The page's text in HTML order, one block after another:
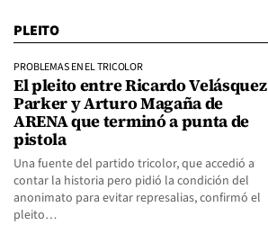
PLEITO
PROBLEMAS EN EL TRICOLOR
El pleito entre Ricardo Velásquez
Parker y Arturo Magaña de
ARENA que terminó a punta de
pistola
Una fuente del partido tricolor, que accedió a
contar la historia pero pidió la condición del
anonimato para evitar represalias, confirmó el
pleito…